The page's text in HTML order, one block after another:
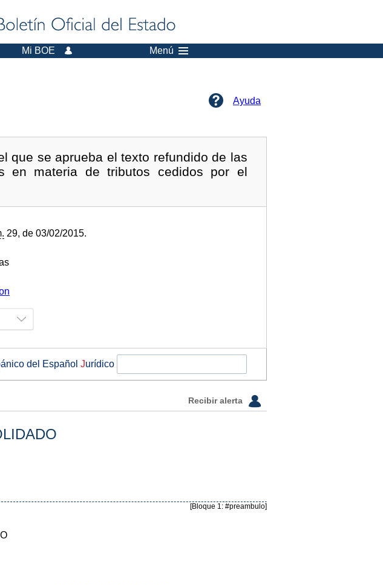
Mi BOE Menú
Ayuda
que se aprueba el texto refundido de las
en materia de tributos cedidos por el
29, de 03/02/2015.
del Español Jurídico
Recibir alerta
[Bloque 1: #preambulo]